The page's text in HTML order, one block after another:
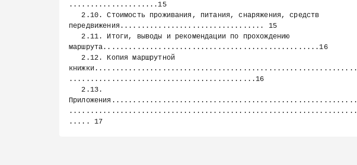
.....................15
   2.10. Стоимость проживания, питания, снаряжения, средств
передвижения.................................. 15
   2.11. Итоги, выводы и рекомендации по прохождению
маршрута...................................................16
   2.12. Копия маршрутной
книжки..............................................................
............................................16
   2.13.
Приложения..........................................................
....................................................................